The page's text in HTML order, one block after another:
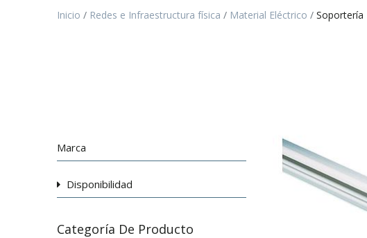
Inicio Redes e Infraestructura física Material Eléctrico Soportería
Marca
Disponibilidad
Categoría De Producto